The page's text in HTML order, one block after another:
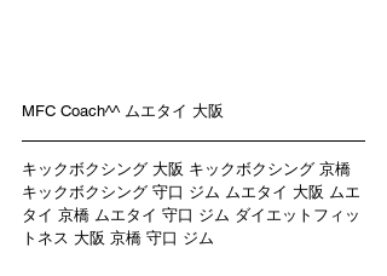
MFC Coach^^ ムエタイ 大阪
キックボクシング 大阪 キックボクシング 京橋
キックボクシング 守口 ジム ムエタイ 大阪 ムエ
タイ 京橋 ムエタイ 守口 ジム ダイエットフィッ
トネス 大阪 京橋 守口 ジム